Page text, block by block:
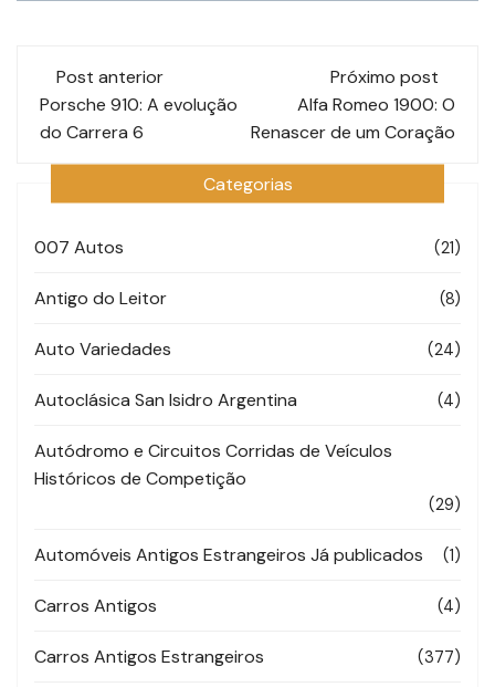
Navegação
de
post
Post anterior
Porsche 910: A evolução
do Carrera 6
Próximo post
Alfa Romeo 1900: O
Renascer de um Coração
Categorias
007 Autos (21)
Antigo do Leitor (8)
Auto Variedades (24)
Autoclásica San Isidro Argentina (4)
Autódromo e Circuitos Corridas de Veículos
Históricos de Competição
(29)
Automóveis Antigos Estrangeiros Já publicados (1)
Carros Antigos (4)
Carros Antigos Estrangeiros (377)